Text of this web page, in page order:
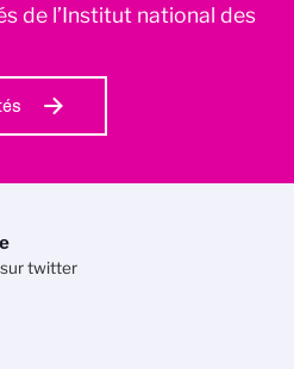
de l’Institut national des
twitter